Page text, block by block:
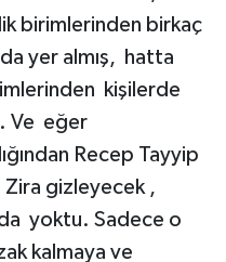
birimlerinden birkaç
yer almış, hatta
kişilerde
Ve eğer
Recep Tayyip
Zira gizleyecek ,
yoktu. Sadece o
kalmaya ve